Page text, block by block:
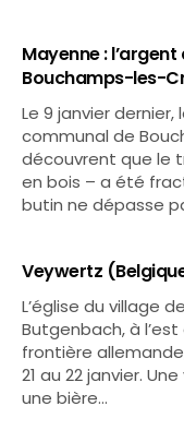
Mayenne :
Bouchamps-les-
Le 9 janvier
communal de
découvrent que le
en bois – a été
butin ne dépasse
Veywertz
L’église du village
Butgenbach, à
frontière
21 au 22 janvier.
une bière…